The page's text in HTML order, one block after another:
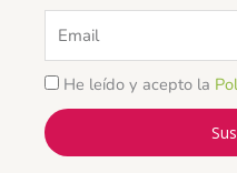
He leído y acepto la